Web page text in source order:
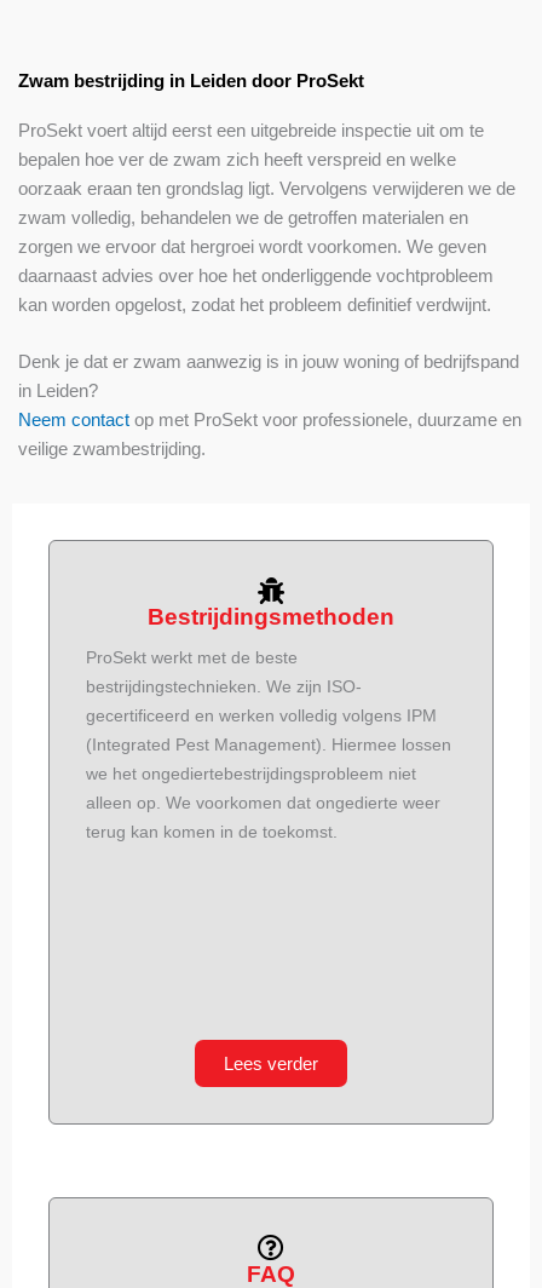
Zwam bestrijding in Leiden door ProSekt
ProSekt voert altijd eerst een uitgebreide inspectie uit om te
bepalen hoe ver de zwam zich heeft verspreid en welke
oorzaak eraan ten grondslag ligt. Vervolgens verwijderen we de
zwam volledig, behandelen we de getroffen materialen en
zorgen we ervoor dat hergroei wordt voorkomen. We geven
daarnaast advies over hoe het onderliggende vochtprobleem
kan worden opgelost, zodat het probleem definitief verdwijnt.
Denk je dat er zwam aanwezig is in jouw woning of bedrijfspand
in Leiden?
Neem contact op met ProSekt voor professionele, duurzame en
veilige zwambestrijding.
Bestrijdingsmethoden
ProSekt werkt met de beste
bestrijdingstechnieken. We zijn ISO-
gecertificeerd en werken volledig volgens IPM
(Integrated Pest Management). Hiermee lossen
we het ongediertebestrijdingsprobleem niet
alleen op. We voorkomen dat ongedierte weer
terug kan komen in de toekomst.
Lees verder
FAQ